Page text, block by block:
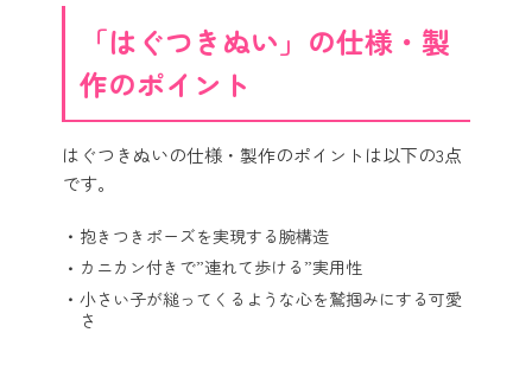
「はぐつきぬい」の仕様・製
作のポイント
はぐつきぬいの仕様・製作のポイントは以下の3点
です。
抱きつきポーズを実現する腕構造
カニカン付きで”連れて歩ける”実用性
小さい子が縋ってくるような心を鷲掴みにする可愛
さ